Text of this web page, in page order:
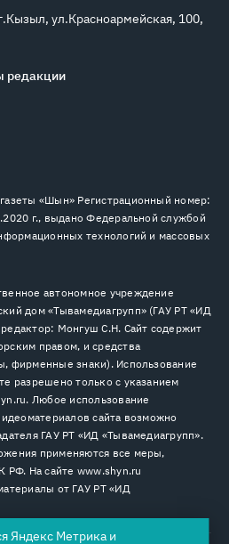
ул.Красноармейская, 100,
редакции
«Шын» Регистрационный номер:
г., выдано Федеральной службой
технологий и массовых
автономное учреждение
дом «Тывамедиагрупп» (ГАУ РТ «ИД
Монгуш С.Н. Сайт содержит
правом, и средства
фирменные знаки). Использование
разрешено только с указанием
Любое использование
сайта возможно
ГАУ РТ «ИД «Тывамедиагрупп».
применяются все меры,
РФ. На сайте www.shyn.ru
от ГАУ РТ «ИД
Яндекс Метрика и